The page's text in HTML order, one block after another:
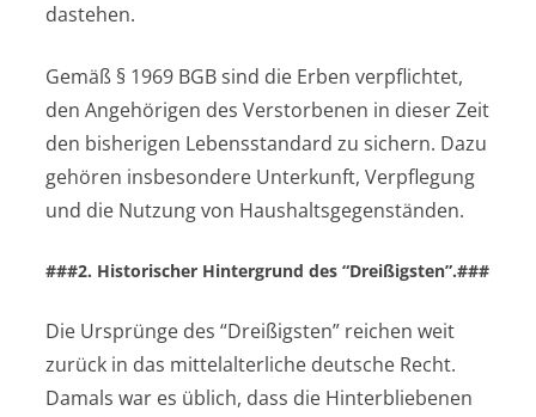
dastehen.
Gemäß § 1969 BGB sind die Erben verpflichtet,
den Angehörigen des Verstorbenen in dieser Zeit
den bisherigen Lebensstandard zu sichern. Dazu
gehören insbesondere Unterkunft, Verpflegung
und die Nutzung von Haushaltsgegenständen.
###2. Historischer Hintergrund des “Dreißigsten”.###
Die Ursprünge des “Dreißigsten” reichen weit
zurück in das mittelalterliche deutsche Recht.
Damals war es üblich, dass die Hinterbliebenen